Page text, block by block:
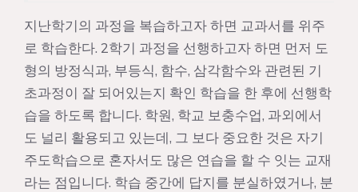
지난학기의 과정을 복습하고자 하면 교과서를 위주
로 학습한다. 2학기 과정을 선행하고자 하면 먼저 도
형의 방정식과, 부등식, 함수, 삼각함수와 관련된 기
초과정이 잘 되어있는지 확인 학습을 한 후에 선행학
습을 하도록 합니다. 학원, 학교 보충수업, 과외에서
도 널리 활용되고 있는데, 그 보다 중요한 것은 자기
주도학습으로 혼자서도 많은 연습을 할 수 잇는 교재
라는 점입니다. 학습 중간에 답지를 분실하였거나, 분